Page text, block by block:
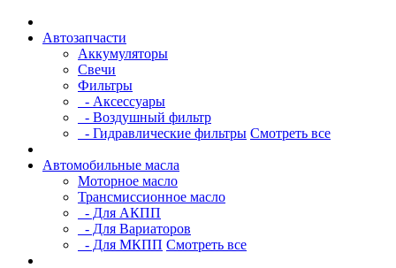
Автозапчасти
Аккумуляторы
Свечи
Фильтры
- Аксессуары
- Воздушный фильтр
- Гидравлические фильтры Смотреть все
Автомобильные масла
Моторное масло
Трансмиссионное масло
- Для АКПП
- Для Вариаторов
- Для МКПП Смотреть все